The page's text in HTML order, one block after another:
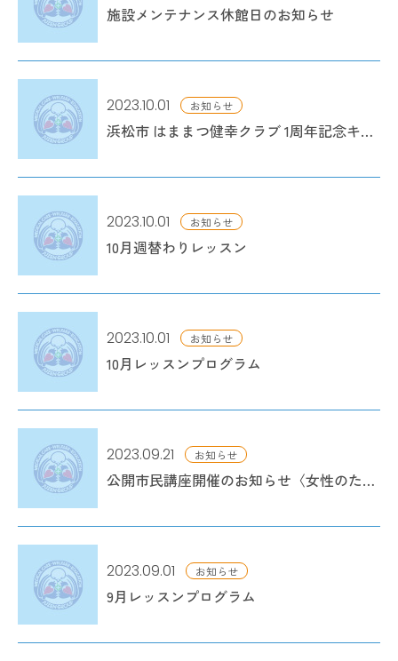
施設メンテナンス休館日のお知らせ
2023.10.01 お知らせ
浜松市 はままつ健幸クラブ 1周年記念キャンペーン タイアップイベント
2023.10.01 お知らせ
10月週替わりレッスン
2023.10.01 お知らせ
10月レッスンプログラム
2023.09.21 お知らせ
公開市民講座開催のお知らせ〈女性のための健康セミナー〉
2023.09.01 お知らせ
9月レッスンプログラム